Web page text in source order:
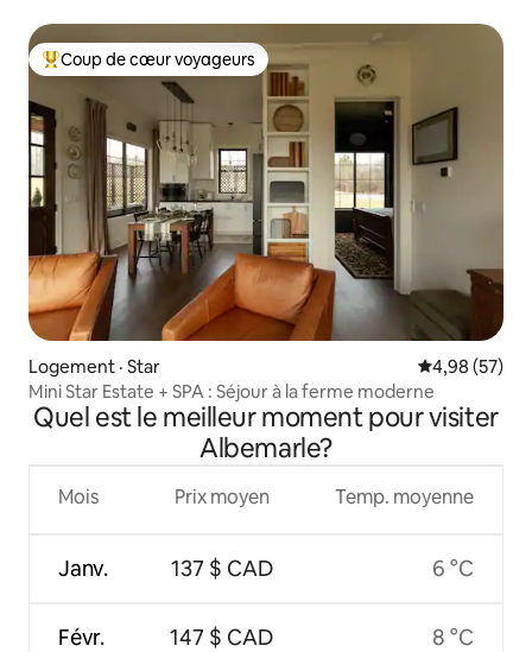
Coup de cœur voyageurs parmi les plus aimés
Coup de cœur voyageurs
Logement · Star Note
4,98 (57)
Mini Star Estate + SPA : Séjour à la ferme moderne
Quel est le meilleur moment pour visiter
Albemarle?
Mois
Janv.
Févr.
Prix moyen
137 $ CAD
147 $ CAD
Temp. moyenne
6 °C
8 °C